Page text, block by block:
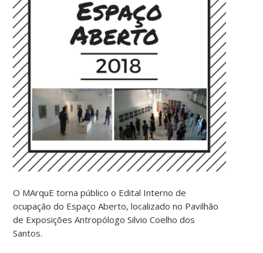
O MArquE torna público o Edital Interno de
ocupação do Espaço Aberto, localizado no Pavilhão
de Exposições Antropólogo Silvio Coelho dos
Santos.